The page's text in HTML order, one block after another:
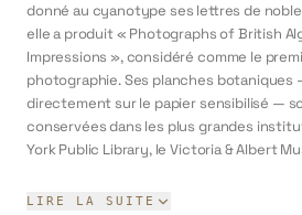
donné au cyanotype ses lettres de
elle a produit « Photographs of British
Impressions », considéré comme le
photographie. Ses planches botaniques
directement sur le papier sensibilisé —
conservées dans les plus grandes
York Public Library, le Victoria & Albert
Le procédé a ensuite connu une
LIRE LA SUITE